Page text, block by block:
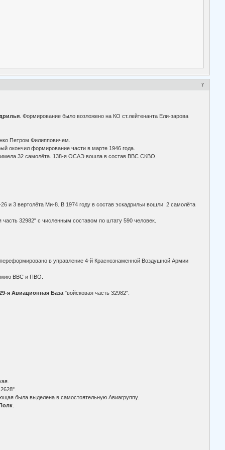
7
. Формирование было возложено на КО ст.лейтенанта Ели-зарова
Петром Филипповичем.
окончил формирование части в марте 1946 года.
32 самолёта. 138-я ОСАЭ вошла в состав ВВС СКВО.
и 3 вертолёта Ми-8. В 1974 году в состав эскадрильи вошли 2 самолёта
часть 32982" с численным составом по штату 590 человек.
в управление 4-й Краснознаменной Воздушной Армии
ВВС и ПВО.
я Авиационная База "войсковая часть 32982".
была выделена в самостоятельную Авиагруппу.